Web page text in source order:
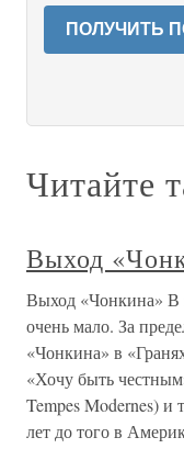
ПОЛУЧИТЬ
Читайте
Выход
Выход «Чонкина» В
очень мало. За
«Чонкина» в
«Хочу быть
Tempes Modernes)
лет до того в